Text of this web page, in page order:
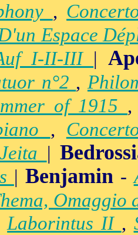
,
Espace
I-II-III |
n°2 ,
of 1915
,
Jeita |
| Benjamin-
Omaggio
Laborintus II ,